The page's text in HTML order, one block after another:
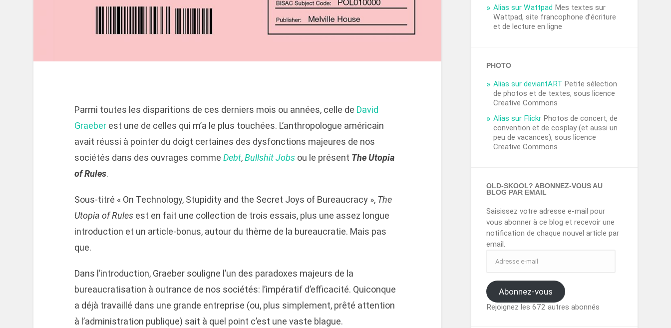
Parmi toutes les disparitions de ces derniers mois ou années, celle de David
Graeberest une de celles qui m’a le plus touchées. L’anthropologue américain
avait réussi à pointer du doigt certaines des dysfonctions majeures de nos
sociétés dans des ouvrages comme Debt,Bullshit Jobsou le présent The Utopia
of Rules.
Sous-titré « On Technology, Stupidity and the Secret Joys of Bureaucracy », The
Utopia of Rulesest en fait une collection de trois essais, plus une assez longue
introduction et un article-bonus, autour du thème de la bureaucratie. Mais pas
que.
Dans l’introduction, Graeber souligne l’un des paradoxes majeurs de la
bureaucratisation à outrance de nos sociétés: l’impératif d’efficacité. Quiconque
a déjà travaillé dans une grande entreprise (ou, plus simplement, prêté attention
à l’administration publique) sait à quel point c’est une vaste blague.
Alias sur Wattpad Mes textes sur
Wattpad, site francophone d’écriture
et de lecture en ligne
PHOTO
Alias sur deviantART Petite sélection
de photos et de textes, sous licence
Creative Commons
Alias sur Flickr Photos de concert, de
convention et de cosplay (et aussi un
peu de vacances), sous licence
Creative Commons
OLD-SKOOL? ABONNEZ-VOUS AU
BLOG PAR EMAIL
Saisissez votre adresse e-mail pour
vous abonner à ce blog et recevoir une
notification de chaque nouvel article par
email.
Abonnez-vous
Rejoignez les 672 autres abonnés